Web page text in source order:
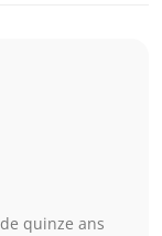
quinze ans